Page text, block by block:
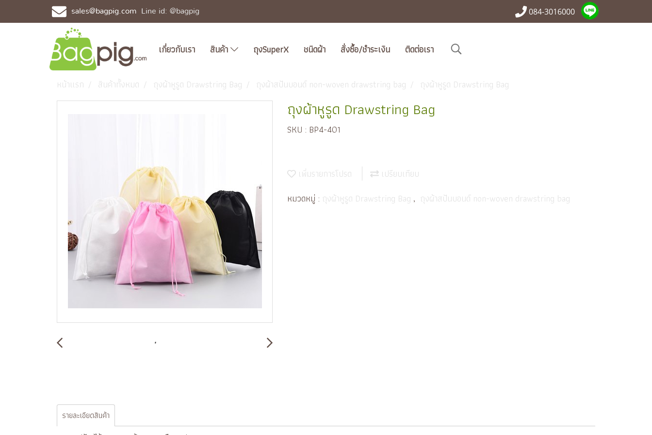
sales@bagpig.com Line id: @bagpig 084-3016000
เกี่ยวกับเรา สินค้า ถุงSuperX ชนิดผ้า สั่งซื้อ/ชำระเงิน ติดต่อเรา
หน้าแรก สินค้าทั้งหมด ถุงผ้าหูรูด Drawstring Bag ถุงผ้าสปันบอนด์ non-woven drawstring bag ถุงผ้าหูรูด Drawstring Bag
ถุงผ้าหูรูด Drawstring Bag
SKU : BP4-401
เพิ่มรายการโปรด
เปรียบเทียบ
หมวดหมู่ : ถุงผ้าหูรูด Drawstring Bag , ถุงผ้าสปันบอนด์ non-woven drawstring bag
รายละเอียดสินค้า